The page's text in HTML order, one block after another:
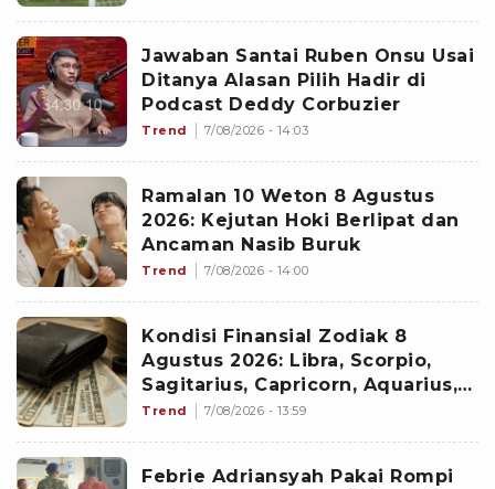
Jawaban Santai Ruben Onsu Usai
Ditanya Alasan Pilih Hadir di
Podcast Deddy Corbuzier
Trend 7/08/2026 - 14:03
Ramalan 10 Weton 8 Agustus
2026: Kejutan Hoki Berlipat dan
Ancaman Nasib Buruk
Trend 7/08/2026 - 14:00
Kondisi Finansial Zodiak 8
Agustus 2026: Libra, Scorpio,
Sagitarius, Capricorn, Aquarius,
dan Pisces
Trend 7/08/2026 - 13:59
Febrie Adriansyah Pakai Rompi